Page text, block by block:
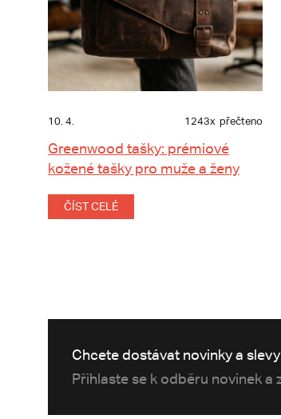
10. 4. 1243x přečteno
Greenwood tašky: prémiové
kožené tašky pro muže a ženy
ČÍST CELÉ
Chcete dostávat novinky a
Přihlaste se k odběru novinek a